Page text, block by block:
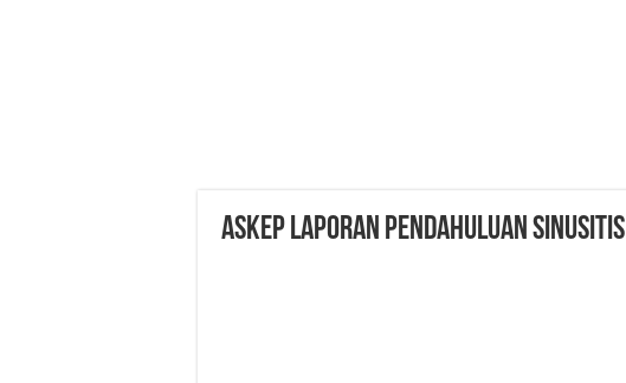
ASKEP LAPORAN PENDAHULUAN SINUSITIS